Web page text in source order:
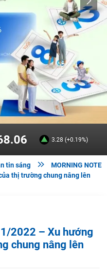
3.28 (+0.19%)
tin sáng 
MORNING NOTE
thị trường chung nâng lên
2022 – Xu hướng
chung nâng lên